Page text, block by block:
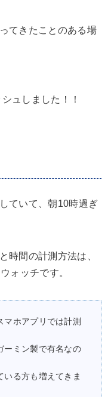
てきたことのある場
ュ しました！！
ていて、朝10時過ぎ
時間の計測方法は、
ォッチです。
マホアプリでは計測
ーミン製で有名なの
いる方も増えてきま